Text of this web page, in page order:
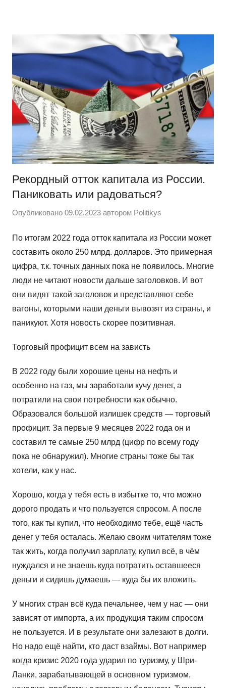
на
Рекордный отток капитала из России.
Паниковать или радоваться?
Опубликовано 09.02.2023 автором Politikys
По итогам 2022 года отток капитала из России может
составить около 250 млрд. долларов. Это примерная
цифра, т.к. точных данных пока не появилось. Многие
люди не читают новости дальше заголовков. И вот
они видят такой заголовок и представляют себе
вагоны, которыми наши деньги вывозят из страны, и
паникуют. Хотя новость скорее позитивная.
Торговый профицит всем на зависть
В 2022 году были хорошие цены на нефть и
особенно на газ, мы заработали кучу денег, а
потратили на свои потребности как обычно.
Образовался большой излишек средств — торговый
профицит. За первые 9 месяцев 2022 года он и
составил те самые 250 млрд (цифр по всему году
пока не обнаружил). Многие страны тоже бы так
хотели, как у нас.
Хорошо, когда у тебя есть в избытке то, что можно
дорого продать и что пользуется спросом. А после
того, как ты купил, что необходимо тебе, ещё часть
денег у тебя осталась. Желаю своим читателям тоже
так жить, когда получил зарплату, купил всё, в чём
нуждался и не знаешь куда потратить оставшееся
деньги и сидишь думаешь — куда бы их вложить.
У многих стран всё куда печальнее, чем у нас — они
зависят от импорта, а их продукция таким спросом
не пользуется. И в результате они залезают в долги.
Но надо ещё найти, кто даст взаймы. Вот например
когда кризис 2020 года ударил по туризму, у Шри-
Ланки, зарабатывающей в основном туризмом,